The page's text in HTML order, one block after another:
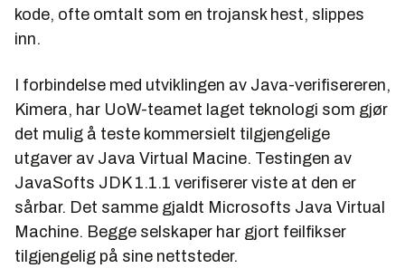
kode, ofte omtalt som en trojansk hest, slippes
inn.
I forbindelse med utviklingen av Java-verifisereren,
Kimera, har UoW-teamet laget teknologi som gjør
det mulig å teste kommersielt tilgjengelige
utgaver av Java Virtual Macine. Testingen av
JavaSofts JDK 1.1.1 verifiserer viste at den er
sårbar. Det samme gjaldt Microsofts Java Virtual
Machine. Begge selskaper har gjort feilfikser
tilgjengelig på sine nettsteder.